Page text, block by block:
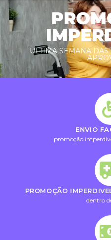
ULTIMA SEMANA
ENVIO
promoção
PROMOÇÃO
dentro